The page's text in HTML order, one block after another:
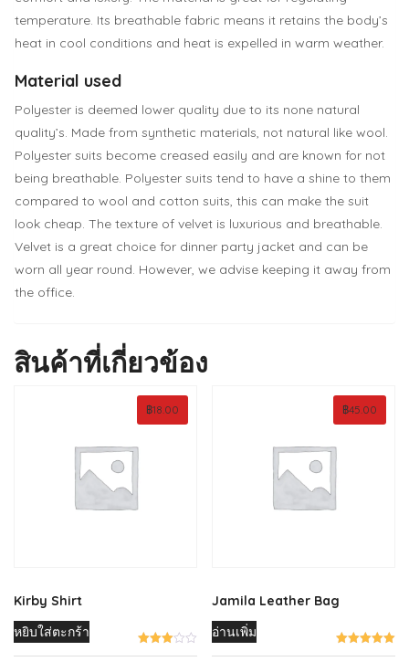
temperature. Its breathable fabric means it retains the body’s
heat in cool conditions and heat is expelled in warm weather.
Material used
Polyester is deemed lower quality due to its none natural
quality’s. Made from synthetic materials, not natural like wool.
Polyester suits become creased easily and are known for not
being breathable. Polyester suits tend to have a shine to them
compared to wool and cotton suits, this can make the suit
look cheap. The texture of velvet is luxurious and breathable.
Velvet is a great choice for dinner party jacket and can be
worn all year round. However, we advise keeping it away from
the office.
สินค้าที่เกี่ยวข้อง
Kirby Shirt
฿18.00
หยิบใส่ตะกร้า
Jamila Leather Bag
฿45.00
อ่านเพิ่ม